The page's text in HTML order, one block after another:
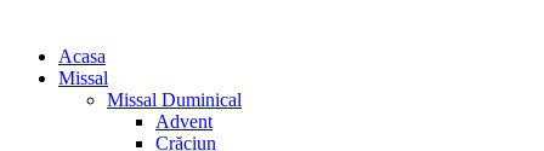
Acasa
Missal
Missal Duminical
Advent
Crăciun